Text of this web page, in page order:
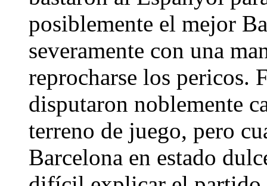
posiblemente el mejor
severamente con una
reprocharse los pericos.
disputaron noblemente
terreno de juego, pero
Barcelona en estado